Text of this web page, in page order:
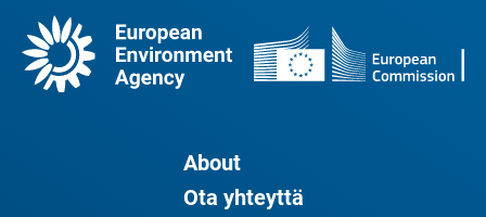
About
Ota yhteyttä